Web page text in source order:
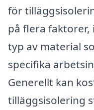
för
på flera faktorer,
typ av material
specifika
Generellt kan
tilläggsisolering